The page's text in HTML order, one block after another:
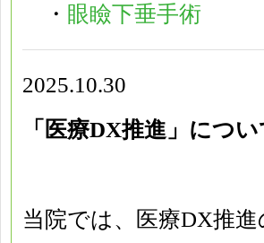
・ 眼瞼下垂手術
2025.10.30
「医療DX推進」につい
当院では、医療DX推